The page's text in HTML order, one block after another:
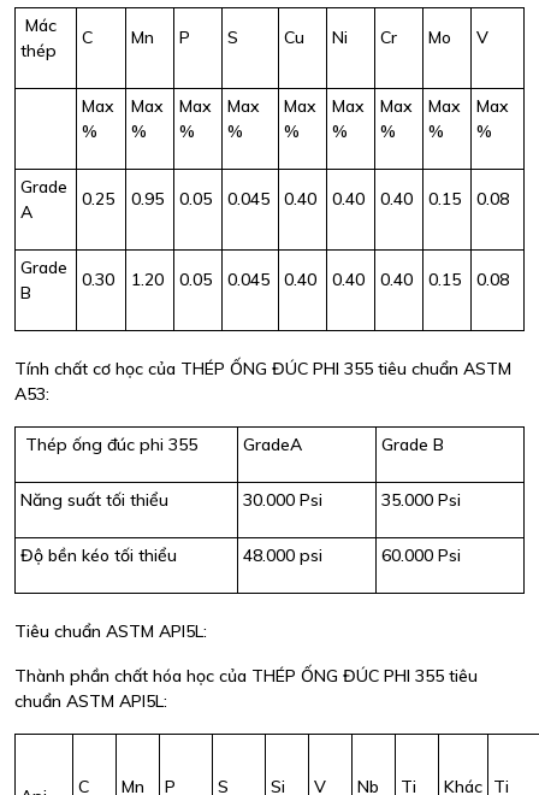
Mác
thép
C Mn P S Cu Ni Cr Mo V
Max
%
Max
%
Max
%
Max
%
Max
%
Max
%
Max
%
Max
%
Max
%
Grade
A
0.25 0.95 0.05 0.045 0.40 0.40 0.40 0.15 0.08
Grade
B
0.30 1.20 0.05 0.045 0.40 0.40 0.40 0.15 0.08
Tính chất cơ học của THÉP ỐNG ĐÚC PHI 355 tiêu chuẩn ASTM
A53:
Thép ống đúc phi 355 GradeA Grade B
Năng suất tối thiểu 30.000 Psi 35.000 Psi
Độ bền kéo tối thiểu 48.000 psi 60.000 Psi
Tiêu chuẩn ASTM API5L:
Thành phần chất hóa học của THÉP ỐNG ĐÚC PHI 355 tiêu
chuẩn ASTM API5L:
C Mn P S Si V Nb Ti Khác Ti